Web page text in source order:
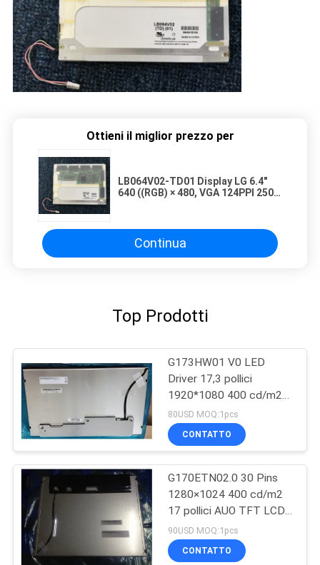
Ottieni il miglior prezzo per
LB064V02-TD01 Display LG 6.4"
640 ((RGB) × 480, VGA 124PPI 250
Continua
Top Prodotti
G173HW01 V0 LED
Driver 17,3 pollici
1920*1080 400 cd/m2
Pannello LCD TFT A-Si
80USD MOQ:1pcs
CONTATTO
G170ETN02.0 30 Pins
1280×1024 400 cd/m2
17 pollici AUO TFT LCD
Panel
90USD MOQ:1pcs
CONTATTO